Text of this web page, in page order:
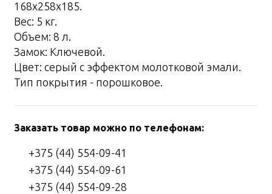
168x258x185.
Вес: 5 кг.
Объем: 8 л.
Замок: Ключевой.
Цвет: серый с эффектом молотковой эмали.
Тип покрытия - порошковое.
Заказать товар можно по телефонам:
+375 (44) 554-09-41
+375 (44) 554-09-61
+375 (44) 554-09-28